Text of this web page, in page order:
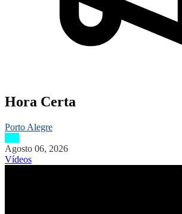
Hora Certa
Porto Alegre
Agosto 06, 2026
Vídeos